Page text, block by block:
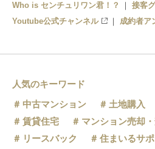
Who is センチュリワン君！？
接客
Youtube公式チャンネル
成約者ア
人気のキーワード
中古マンション
土地購入
賃貸住宅
マンション売却
リースバック
住まいるサポ